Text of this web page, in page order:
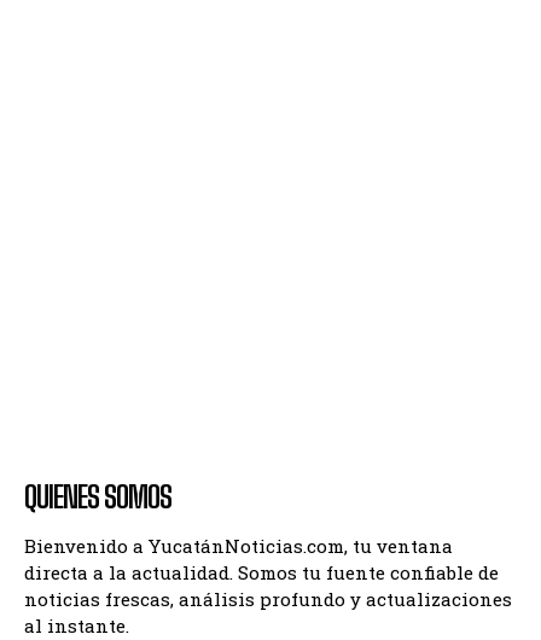
QUIENES SOMOS
Bienvenido a YucatánNoticias.com, tu ventana
directa a la actualidad. Somos tu fuente confiable de
noticias frescas, análisis profundo y actualizaciones
al instante.